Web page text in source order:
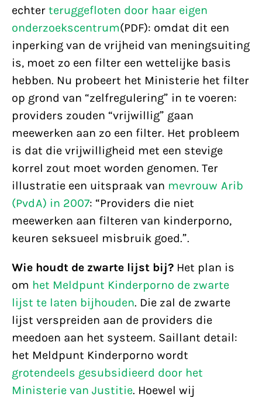
echter teruggefloten door haar eigen
onderzoekscentrum(PDF): omdat dit een
inperking van de vrijheid van meningsuiting
is, moet zo een filter een wettelijke basis
hebben. Nu probeert het Ministerie het filter
op grond van “zelfregulering” in te voeren:
providers zouden “vrijwillig” gaan
meewerken aan zo een filter. Het probleem
is dat die vrijwilligheid met een stevige
korrel zout moet worden genomen. Ter
illustratie een uitspraak van mevrouw Arib
(PvdA) in 2007: “Providers die niet
meewerken aan filteren van kinderporno,
keuren seksueel misbruik goed.”.
Wie houdt de zwarte lijst bij? Het plan is
om het Meldpunt Kinderporno de zwarte
lijst te laten bijhouden. Die zal de zwarte
lijst verspreiden aan de providers die
meedoen aan het systeem. Saillant detail:
het Meldpunt Kinderporno wordt
grotendeels gesubsidieerd door het
Ministerie van Justitie. Hoewel wij